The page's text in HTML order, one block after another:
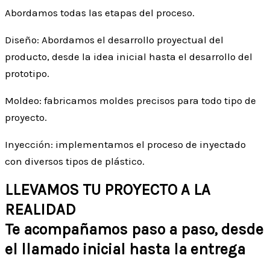
Abordamos todas las etapas del proceso.
Diseño: Abordamos el desarrollo proyectual del
producto, desde la idea inicial hasta el desarrollo del
prototipo.
Moldeo: fabricamos moldes precisos para todo tipo de
proyecto.
Inyección: implementamos el proceso de inyectado
con diversos tipos de plástico.
LLEVAMOS TU PROYECTO A LA
REALIDAD
Te acompañamos paso a paso, desde
el llamado inicial hasta la entrega